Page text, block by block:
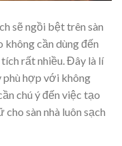
sẽ ngồi bệt trên sàn
không cần dùng đến
rất nhiều. Đây là lí
phù hợp với không
chú ý đến việc tạo
sàn nhà luôn sạch